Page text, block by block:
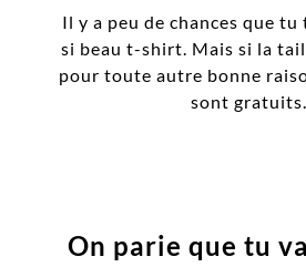
Il y a peu de chances que tu
si beau t-shirt. Mais si la
pour toute autre bonne
sont gratuits.
On parie que tu